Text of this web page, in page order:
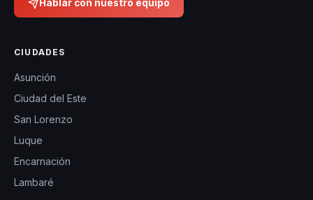
Hablar con nuestro equipo
CIUDADES
Asunción
Ciudad del Este
San Lorenzo
Luque
Encarnación
Lambaré